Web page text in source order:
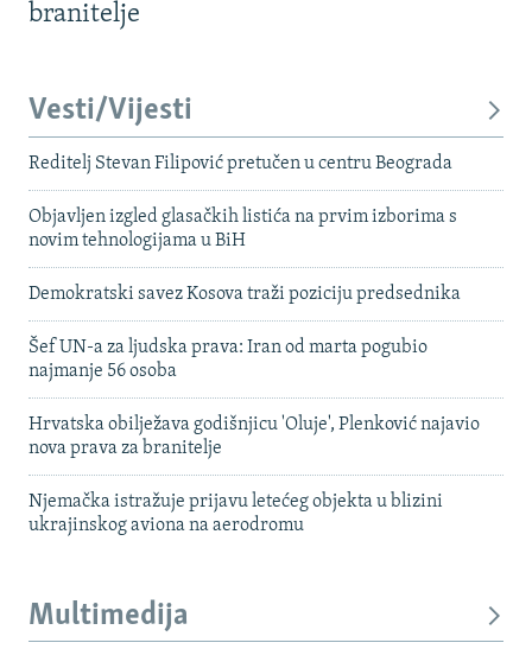
branitelje
Vesti/Vijesti
Reditelj Stevan Filipović pretučen u centru Beograda
Objavljen izgled glasačkih listića na prvim izborima s
novim tehnologijama u BiH
Demokratski savez Kosova traži poziciju predsednika
Šef UN-a za ljudska prava: Iran od marta pogubio
najmanje 56 osoba
Hrvatska obilježava godišnjicu 'Oluje', Plenković najavio
nova prava za branitelje
Njemačka istražuje prijavu letećeg objekta u blizini
ukrajinskog aviona na aerodromu
Multimedija